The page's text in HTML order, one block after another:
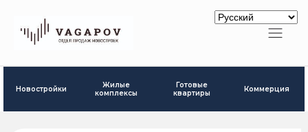
Новостройки
Жилые
комплексы
Готовые
квартиры
Коммерция